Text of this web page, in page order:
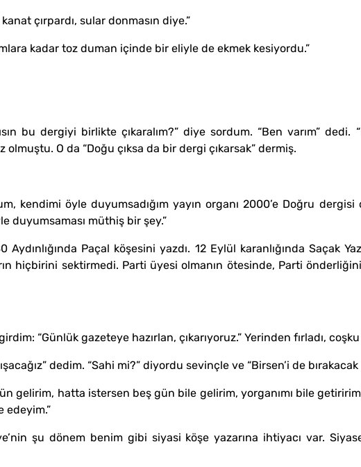
çırpardı, sular donmasın diye.”
kadar toz duman içinde bir eliyle de ekmek kesiyordu.”
bu dergiyi birlikte çıkaralım?” diye sordum. “Ben varım” dedi.
O da “Doğu çıksa da bir dergi çıkarsak” dermiş.
kendimi öyle duyumsadığım yayın organı 2000’e Doğru dergisi
duyumsaması müthiş bir şey.”
Aydınlığında Paçal köşesini yazdı. 12 Eylül karanlığında Saçak
hiçbirini sektirmedi. Parti üyesi olmanın ötesinde, Parti
“Günlük gazeteye hazırlan, çıkarıyoruz.” Yerinden fırladı,
dedim. “Sahi mi?” diyordu sevinçle ve “Birsen’i de
gelirim, hatta istersen beş gün bile gelirim, yorganımı bile
edeyim.”
şu dönem benim gibi siyasi köşe yazarına ihtiyacı var.